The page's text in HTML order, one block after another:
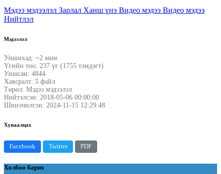
Мэдээ мэдээлэл Зарлал Ханш үнэ Видео мэдээ Видео мэдээ
Нийтлэл
Мэдээлэл
Уншихад: ~2 мин
Үгийн тоо: 237 үг (1755 тэмдэгт)
Уншсан: 4844
Хавсралт: 5 файл
Төрөл: Мэдээ мэдээлэл
Нийтэлсэн: 2018-05-06 00:00:00
Шинэчилсэн: 2024-11-15 12:29:48
Хуваалцах
Facebook Twitter PDF
Холбоо барих